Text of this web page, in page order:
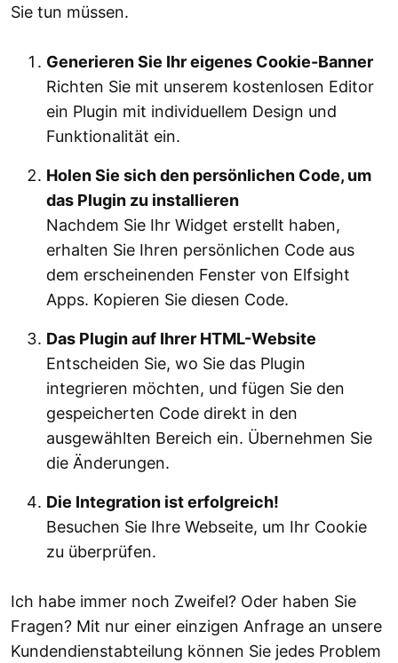
Sie tun müssen.
Generieren Sie Ihr eigenes Cookie-Banner
Richten Sie mit unserem kostenlosen Editor
ein Plugin mit individuellem Design und
Funktionalität ein.
Holen Sie sich den persönlichen Code, um
das Plugin zu installieren
Nachdem Sie Ihr Widget erstellt haben,
erhalten Sie Ihren persönlichen Code aus
dem erscheinenden Fenster von Elfsight
Apps. Kopieren Sie diesen Code.
Das Plugin auf Ihrer HTML-Website
Entscheiden Sie, wo Sie das Plugin
integrieren möchten, und fügen Sie den
gespeicherten Code direkt in den
ausgewählten Bereich ein. Übernehmen Sie
die Änderungen.
Die Integration ist erfolgreich!
Besuchen Sie Ihre Webseite, um Ihr Cookie
zu überprüfen.
Ich habe immer noch Zweifel? Oder haben Sie
Fragen? Mit nur einer einzigen Anfrage an unsere
Kundendienstabteilung können Sie jedes Problem